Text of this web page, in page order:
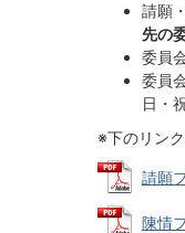
請願
先の
委員
委員
日・
※下のリン
請願
陳情